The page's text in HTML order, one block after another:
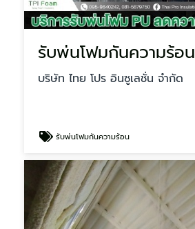
รับพ่นโฟมกันความร้อน
บริษัท ไทย โปร อินซูเลชั่น จำกัด
รับพ่นโฟมกันความร้อน